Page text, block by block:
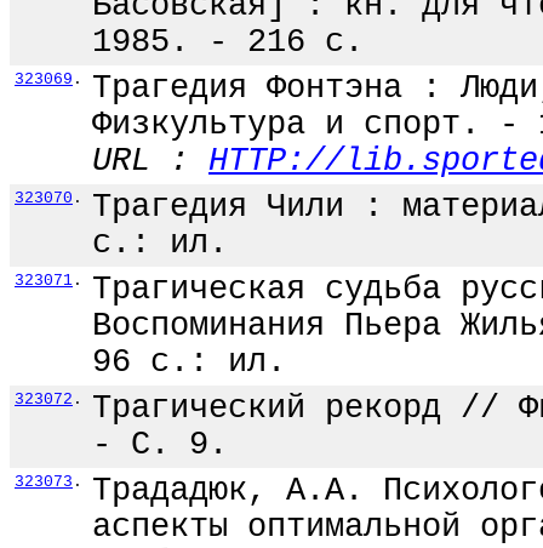
1985. - 216 с.
323069 .
Трагедия Фонтэна :
Физкультура и
URL : HTTP://
323070 .
Трагедия Чили :
с.: ил.
323071 .
Трагическая судьба
Воспоминания Пьера
96 с.: ил.
323072 .
Трагический рекорд //
- С. 9.
323073 .
Трададюк, А.А.
аспекты оптимальной